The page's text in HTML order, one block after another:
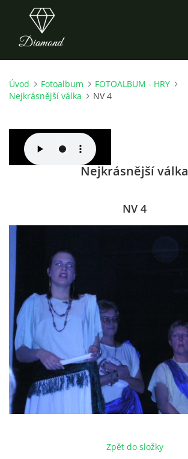
ÚVOD
O NÁS
KDY, KDE A CO HRAJEME
HRY OD ROKU 1973
VIDEOZÁZNAMY Z HER
FOTOALBUM
ČLENOVÉ - SOUČASNOST
Úvod Fotoalbum
FOTOALBUM - HRY
Nejkrásnější válka
NV 4
Nejkrásnější válka
NV 4
Zpět do složky